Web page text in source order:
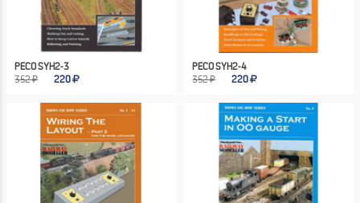
PECO SYH2-3
352 ₽
220
PECO SYH2-4
352 ₽
220